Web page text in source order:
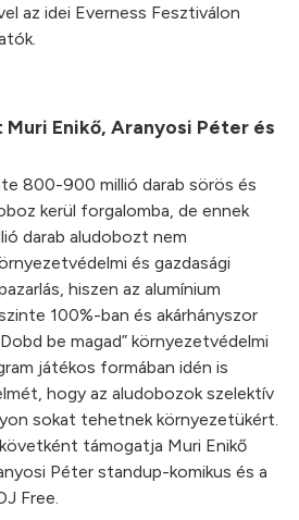
az idei Everness Fesztiválon
Enikő, Aranyosi Péter és
800-900 millió darab sörös és
kerül forgalomba, de ennek
darab aludobozt nem
és gazdasági
hiszen az alumínium
100%-ban és akárhányszor
be magad” környezetvédelmi
játékos formában idén is
hogy az aludobozok szelektív
sokat tehetnek környezetükért.
támogatja Muri Enikő
Péter standup-komikus és a
Free.